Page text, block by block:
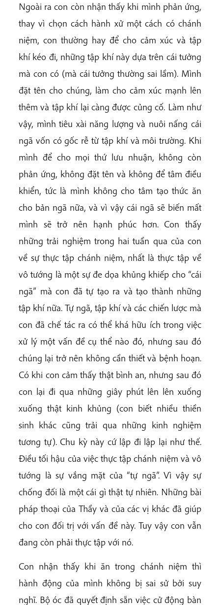
Ngoài ra con còn nhận thấy khi mình phản ứng,
thay vì chọn cách hành xử một cách có chánh
niệm, con thường hay để cho cảm xúc và tập
khí kéo đi, những tập khí này dựa trên cái tưởng
mà con có (mà cái tưởng thường sai lầm). Mình
đặt tên cho chúng, làm cho cảm xúc mạnh lên
thêm và tập khí lại càng được củng cố. Làm như
vậy, mình tiêu xài năng lượng và nuôi nấng cái
ngã vốn có gốc rễ từ tập khí và môi trường. Khi
mình để cho mọi thứ lưu nhuận, không còn
phản ứng, không đặt tên và không để tâm điều
khiển, tức là mình không cho tâm tạo thức ăn
cho bản ngã nữa, và vì vậy cái ngã sẽ biến mất
mình sẽ trở nên hạnh phúc hơn. Con thấy
những trải nghiệm trong hai tuần qua của con
về sự thực tập chánh niệm, nhất là thực tập về
vô tướng là một sự đe dọa khủng khiếp cho “cái
ngã” mà con đã tự tạo ra và tạo thành những
tập khí nữa. Tự ngã, tập khí và các chiến lược mà
con đã chế tác ra có thể khá hữu ích trong việc
xử lý một vấn đề cụ thể nào đó, nhưng sau đó
chúng lại trở nên không cần thiết và bệnh hoạn.
Có khi con cảm thấy thật bình an, nhưng sau đó
con lại đi qua những giây phút lên lên xuống
xuống thật kinh khủng (con biết nhiều thiền
sinh khác cũng trải qua những kinh nghiệm
tương tự). Chu kỳ này cứ lập đi lập lại như thế.
Điều tối hậu của việc thực tập chánh niệm và vô
tướng là sự vắng mặt của “tự ngã”. Vì vậy sự
chống đối là một cái gì thật tự nhiên. Những bài
pháp thoại của Thầy và của các vị khác đã giúp
cho con đối trị với vấn đề này. Tuy vậy con vẫn
đang còn phải thực tập với nó.
Con nhận thấy khi ăn trong chánh niệm thì
hành động của mình không bị sai sử bởi suy
nghĩ. Bộ óc đã quyết định sẵn việc cử động bàn